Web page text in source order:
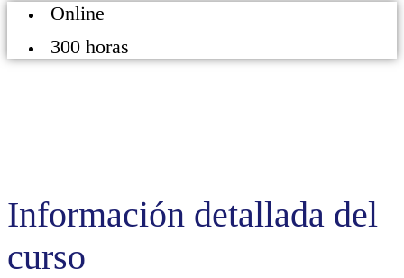
Online
300 horas
Información detallada del
curso